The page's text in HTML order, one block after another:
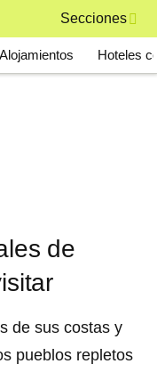
Secciones
Alojamientos Hoteles
de
de sus costas y
pueblos repletos